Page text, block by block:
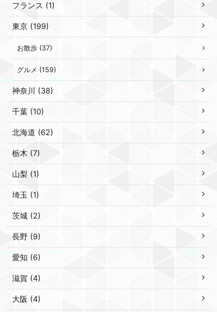
フランス (1)
東京 (199)
お散歩 (37)
グルメ (159)
神奈川 (38)
千葉 (10)
北海道 (62)
栃木 (7)
山梨 (1)
埼玉 (1)
茨城 (2)
長野 (9)
愛知 (6)
滋賀 (4)
大阪 (4)